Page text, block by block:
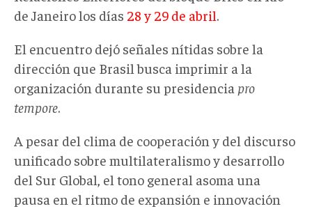
de Janeiro los días 28 y 29 de abril.
El encuentro dejó señales nítidas sobre la
dirección que Brasil busca imprimir a la
organización durante su presidencia pro
tempore.
A pesar del clima de cooperación y del discurso
unificado sobre multilateralismo y desarrollo
del Sur Global, el tono general asoma una
pausa en el ritmo de expansión e innovación